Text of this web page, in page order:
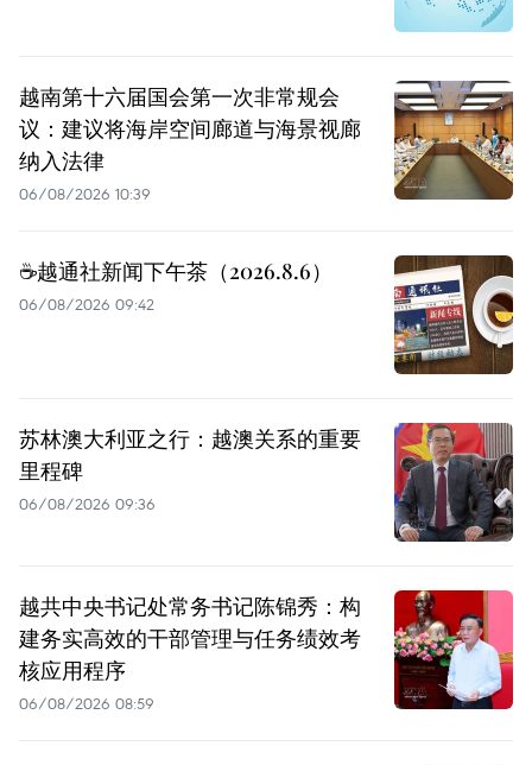
越南第十六届国会第一次非常规会
议：建议将海岸空间廊道与海景视廊
纳入法律
06/08/2026 10:39
☕️越通社新闻下午茶（2026.8.6）
06/08/2026 09:42
苏林澳大利亚之行：越澳关系的重要
里程碑
06/08/2026 09:36
越共中央书记处常务书记陈锦秀：构
建务实高效的干部管理与任务绩效考
核应用程序
06/08/2026 08:59